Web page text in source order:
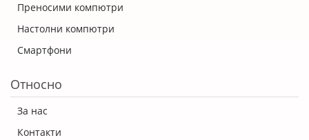
Преносими компютри
Настолни компютри
Смартфони
Относно
За нас
Контакти